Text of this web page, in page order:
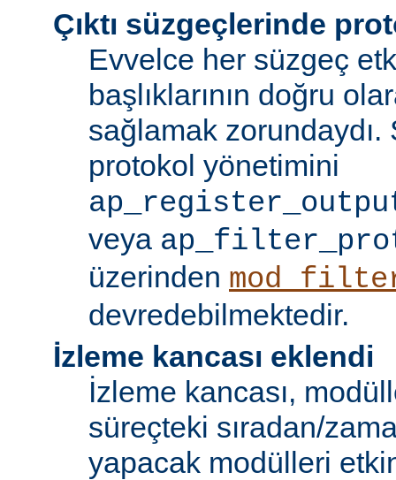
Çıktı süzgeçlerinde
Evvelce her süzgeç
başlıklarının doğru
sağlamak zorundaydı.
protokol yönetimini
veya
üzerinden
devredebilmektedir.
İzleme kancası eklendi
İzleme kancası,
süreçteki sıradan/
yapacak modülleri